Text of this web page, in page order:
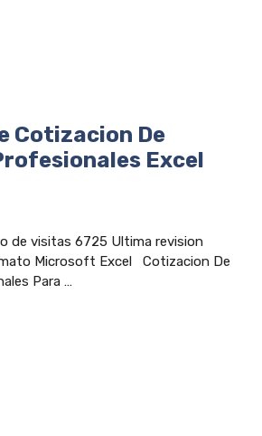
Cotizacion De
Excel
de visitas 6725 Ultima revision
Microsoft Excel Cotizacion De
Para …